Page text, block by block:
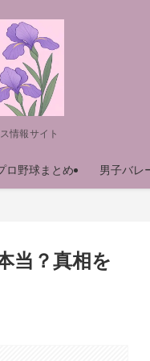
情報サイト
ロ野球まとめ 男子バレ
当？真相を